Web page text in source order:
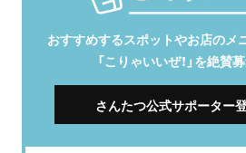
おすすめするスポットやお店のメ
「こりゃいいぜ！」を絶賛募
さんたつ公式サポーター